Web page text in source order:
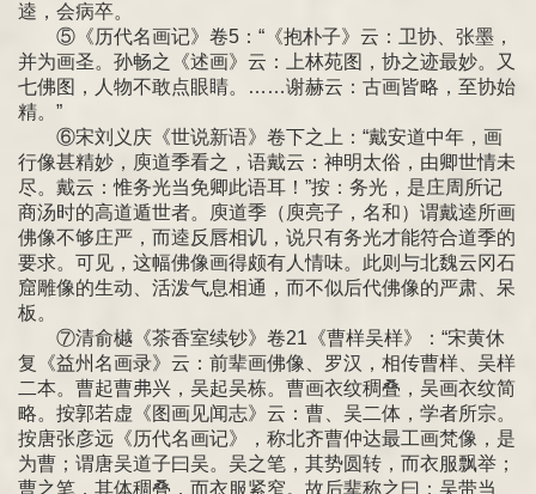
逵，会病卒。
⑤《历代名画记》卷5：“《抱朴子》云：卫协、张墨，
并为画圣。孙畅之《述画》云：上林苑图，协之迹最妙。又
七佛图，人物不敢点眼睛。……谢赫云：古画皆略，至协始
精。”
⑥宋刘义庆《世说新语》卷下之上：“戴安道中年，画
行像甚精妙，庾道季看之，语戴云：神明太俗，由卿世情未
尽。戴云：惟务光当免卿此语耳！”按：务光，是庄周所记
商汤时的高道遁世者。庾道季（庾亮子，名和）谓戴逵所画
佛像不够庄严，而逵反唇相讥，说只有务光才能符合道季的
要求。可见，这幅佛像画得颇有人情味。此则与北魏云冈石
窟雕像的生动、活泼气息相通，而不似后代佛像的严肃、呆
板。
⑦清俞樾《茶香室续钞》卷21《曹样吴样》：“宋黄休
复《益州名画录》云：前辈画佛像、罗汉，相传曹样、吴样
二本。曹起曹弗兴，吴起吴栋。曹画衣纹稠叠，吴画衣纹简
略。按郭若虚《图画见闻志》云：曹、吴二体，学者所宗。
按唐张彦远《历代名画记》，称北齐曹仲达最工画梵像，是
为曹；谓唐吴道子曰吴。吴之笔，其势圆转，而衣服飘举；
曹之笔，其体稠叠，而衣服紧窄。故后辈称之曰：吴带当